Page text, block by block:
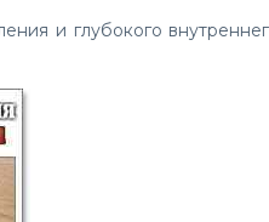
и глубокого